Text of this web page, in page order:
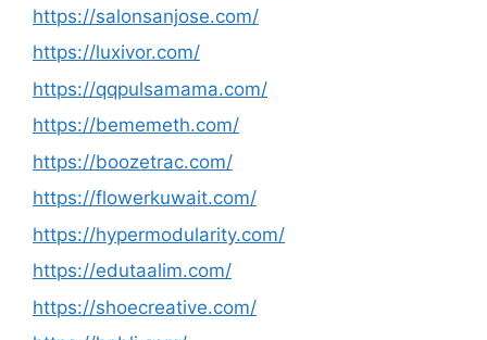
https://salonsanjose.com/
https://luxivor.com/
https://qqpulsamama.com/
https://bememeth.com/
https://boozetrac.com/
https://flowerkuwait.com/
https://hypermodularity.com/
https://edutaalim.com/
https://shoecreative.com/